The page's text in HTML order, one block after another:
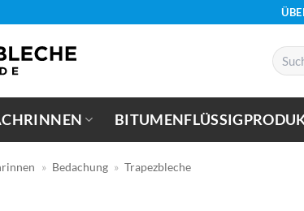
Suchen
nach:
» Bedachung » Trapezbleche